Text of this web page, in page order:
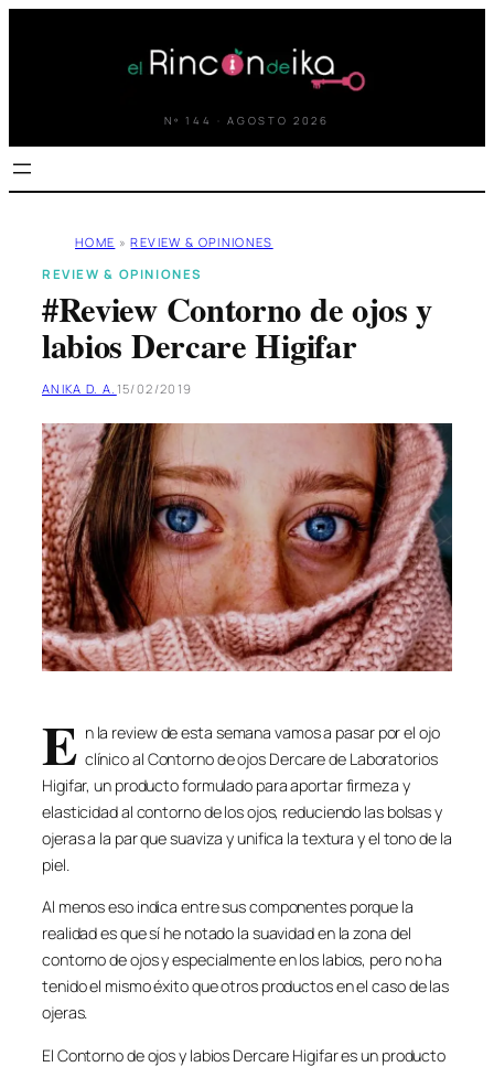
Nº 144 · AGOSTO 2026
HOME » REVIEW & OPINIONES
REVIEW & OPINIONES
#Review Contorno de ojos y
labios Dercare Higifar
ANIKA D. A. 15/02/2019
E n la review de esta semana vamos a pasar por el ojo
clínico al Contorno de ojos Dercare de Laboratorios
Higifar, un producto formulado para aportar firmeza y
elasticidad al contorno de los ojos, reduciendo las bolsas y
ojeras a la par que suaviza y unifica la textura y el tono de la
piel.
Al menos eso indica entre sus componentes porque la
realidad es que sí he notado la suavidad en la zona del
contorno de ojos y especialmente en los labios, pero no ha
tenido el mismo éxito que otros productos en el caso de las
ojeras.
El Contorno de ojos y labios Dercare Higifar es un producto